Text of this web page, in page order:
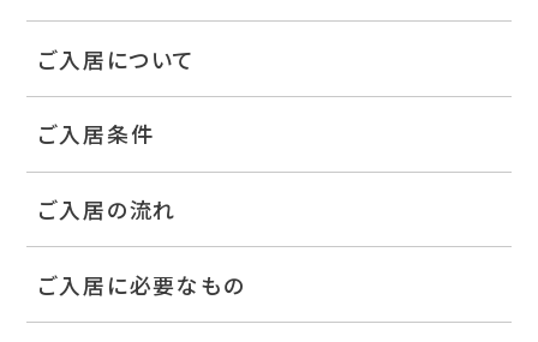
ご入居について
ご入居条件
ご入居の流れ
ご入居に必要なもの